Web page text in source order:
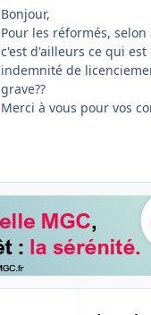
Bonjour,
Pour les réformés,
c'est d'ailleurs ce qui
indemnité de
grave??
Merci à vous pour vos